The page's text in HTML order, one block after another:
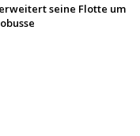
seine Flotte um